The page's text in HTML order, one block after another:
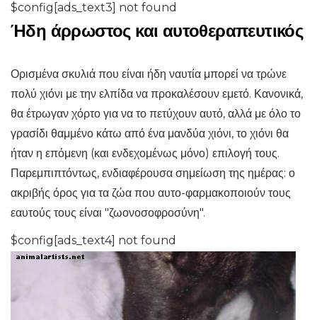
$config[ads_text3] not found
Ήδη άρρωστος και αυτοθεραπευτικός
Ορισμένα σκυλιά που είναι ήδη ναυτία μπορεί να τρώνε
πολύ χιόνι με την ελπίδα να προκαλέσουν εμετό. Κανονικά,
θα έτρωγαν χόρτο για να το πετύχουν αυτό, αλλά με όλο το
γρασίδι θαμμένο κάτω από ένα μανδύα χιόνι, το χιόνι θα
ήταν η επόμενη (και ενδεχομένως μόνο) επιλογή τους.
Παρεμπιπτόντως, ενδιαφέρουσα σημείωση της ημέρας: ο
ακριβής όρος για τα ζώα που αυτο-φαρμακοποιούν τους
εαυτούς τους είναι "ζωονοσοφροσύνη".
$config[ads_text4] not found